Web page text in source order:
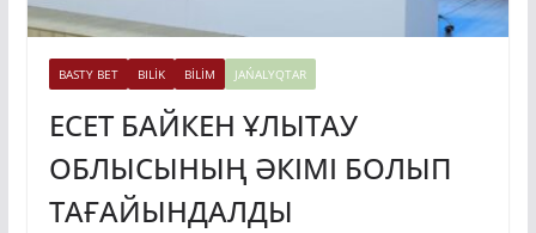
BASTY BET BILİK BİLİM JAŃALYQTAR
ЕСЕТ БАЙКЕН ҰЛЫТАУ
ОБЛЫСЫНЫҢ ӘКІМІ БОЛЫП
ТАҒАЙЫНДАЛДЫ